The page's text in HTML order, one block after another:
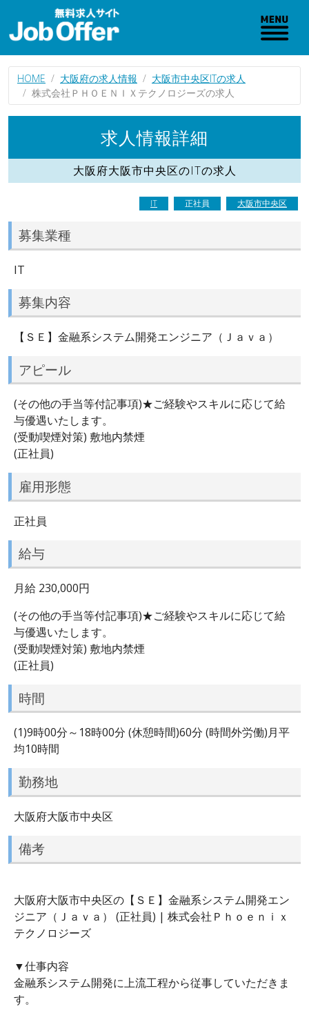
HOME 大阪府の求人情報
大阪市中央区ITの求人
株式会社ＰＨＯＥＮＩＸテクノロジーズの求人
求人情報詳細
大阪府大阪市中央区のITの求人
IT 正社員 大阪市中央区
募集業種
IT
募集内容
【ＳＥ】金融系システム開発エンジニア（Ｊａｖａ）
アピール
(その他の手当等付記事項)★ご経験やスキルに応じて給
与優遇いたします。
(受動喫煙対策) 敷地内禁煙
(正社員)
雇用形態
正社員
給与
月給 230,000円
(その他の手当等付記事項)★ご経験やスキルに応じて給
与優遇いたします。
(受動喫煙対策) 敷地内禁煙
(正社員)
時間
(1)9時00分～18時00分 (休憩時間)60分 (時間外労働)月平
均10時間
勤務地
大阪府大阪市中央区
備考
大阪府大阪市中央区の【ＳＥ】金融系システム開発エン
ジニア（Ｊａｖａ） (正社員) | 株式会社Ｐｈｏｅｎｉｘ
テクノロジーズ
▼仕事内容
金融系システム開発に上流工程から従事していただきま
す。